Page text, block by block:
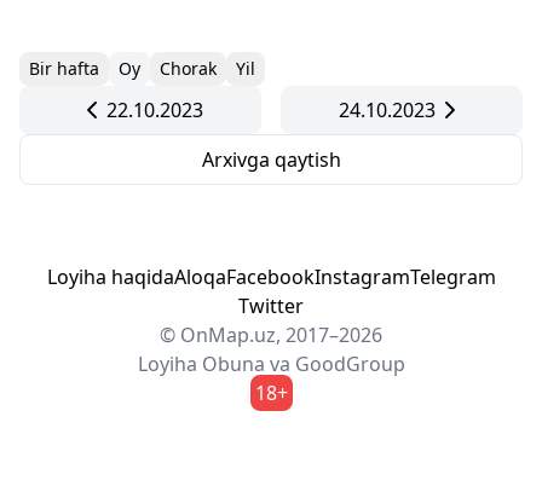
Bir hafta Oy Chorak Yil
22.10.2023
24.10.2023
Arxivga qaytish
Loyiha haqidaAloqaFacebookInstagramTelegram
Twitter
© OnMap.uz, 2017–2026
Loyiha Obuna va GoodGroup
18+